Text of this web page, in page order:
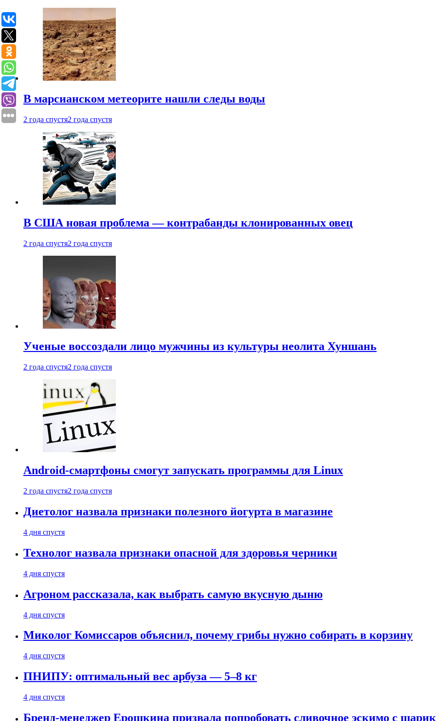
В марсианском метеорите нашли следы воды
2 года спустя2 года спустя
В США новая проблема — контрабанды клонированных овец
2 года спустя2 года спустя
Ученые воссоздали лицо мужчины из культуры неолита Хуншань
2 года спустя2 года спустя
Android-смартфоны смогут запускать программы для Linux
2 года спустя2 года спустя
Диетолог назвала признаки полезного йогурта в магазине
4 дня спустя
Технолог назвала признаки опасной для здоровья черники
4 дня спустя
Агроном рассказала, как выбрать самую вкусную дыню
4 дня спустя
Миколог Комиссаров объяснил, почему грибы нужно собирать в корзину
4 дня спустя
ПНИПУ: оптимальный вес арбуза — 5–8 кг
4 дня спустя
Бренд-менеджер Ерошкина призвала попробовать сливочное эскимо с